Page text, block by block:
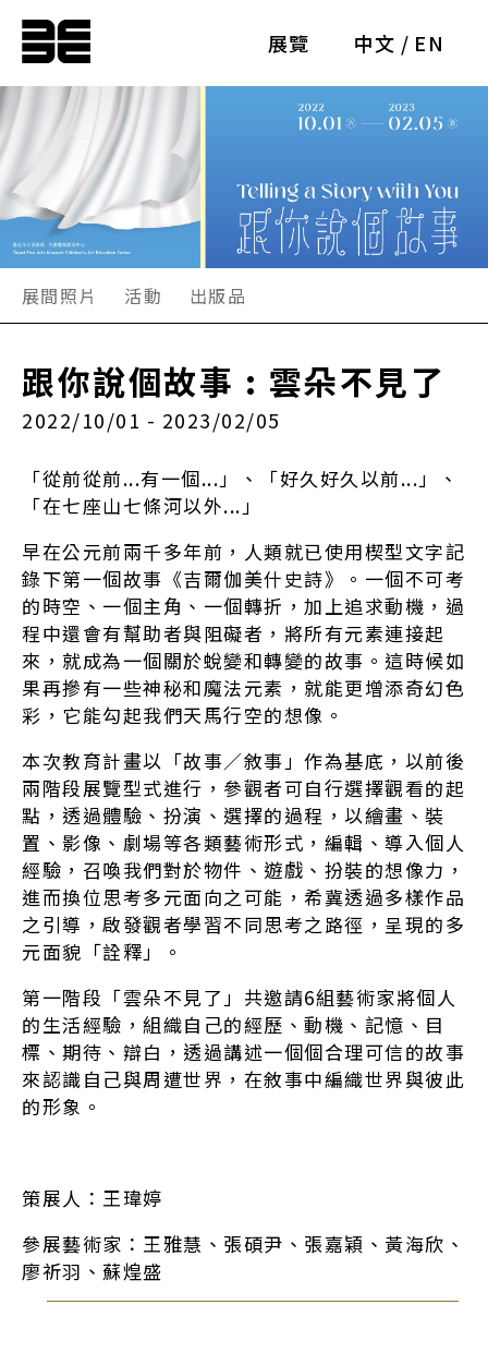
展覽 中文 / EN
展間照片 活動 出版品
跟你說個故事 : 雲朵不見了
2022/10/01 - 2023/02/05
「從前從前...有一個...」、「好久好久以前...」、
「在七座山七條河以外...」
早在公元前兩千多年前，人類就已使用楔型文字記
錄下第一個故事《吉爾伽美什史詩》。一個不可考
的時空、一個主角、一個轉折，加上追求動機，過
程中還會有幫助者與阻礙者，將所有元素連接起
來，就成為一個關於蛻變和轉變的故事。這時候如
果再摻有一些神秘和魔法元素，就能更增添奇幻色
彩，它能勾起我們天馬行空的想像。
本次教育計畫以「故事／敘事」作為基底，以前後
兩階段展覽型式進行，參觀者可自行選擇觀看的起
點，透過體驗、扮演、選擇的過程，以繪畫、裝
置、影像、劇場等各類藝術形式，編輯、導入個人
經驗，召喚我們對於物件、遊戲、扮裝的想像力，
進而換位思考多元面向之可能，希冀透過多樣作品
之引導，啟發觀者學習不同思考之路徑，呈現的多
元面貌「詮釋」。
第一階段「雲朵不見了」共邀請6組藝術家將個人
的生活經驗，組織自己的經歷、動機、記憶、目
標、期待、辯白，透過講述一個個合理可信的故事
來認識自己與周遭世界，在敘事中編織世界與彼此
的形象。
策展人：王瑋婷
參展藝術家：王雅慧、張碩尹、張嘉穎、黃海欣、
廖祈羽、蘇煌盛